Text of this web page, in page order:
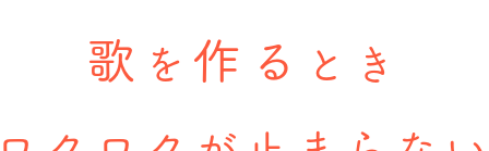
歌 を 作る とき